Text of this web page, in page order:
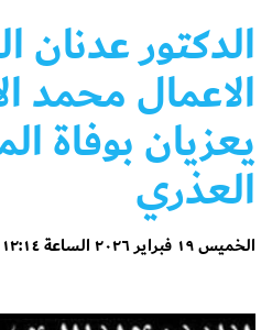
الدكتور
الاعمال محمد
يعزيان بوفاة
العذري
الخميس ١٩ فبراير ٢٠٢٦ الساعة ١٢:١٤ صباحاً